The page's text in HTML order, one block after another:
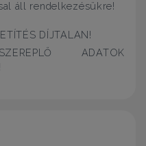
áll rendelkezésükre!
DÍJTALAN!
ADATOK